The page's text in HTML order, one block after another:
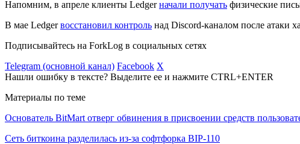
Напомним, в апреле клиенты Ledgerначали получать физические
В мае Ledgerвосстановил контроль над Discord-каналом после атаки
Подписывайтесь на ForkLog в социальных сетях
Telegram (основной канал) Facebook X
Нашли ошибку в тексте? Выделите ее и нажмите CTRL+ENTER
Материалы по теме
Основатель BitMart отверг обвинения в присвоении средств
Сеть биткоина разделилась из-за софтфорка BIP-110